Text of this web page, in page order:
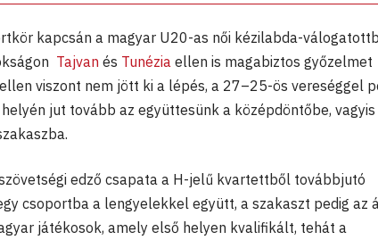
kapcsán a magyar U20-as női kézilabda-
Tajvan és Tunézia ellen is magabiztos győzelmet
viszont nem jött ki a lépés, a 27–25-ös vereséggel
jut tovább az együttesünk a középdöntőbe, vagyis
edző csapata a H-jelű kvartettből továbbjutó
csoportba a lengyelekkel együtt, a szakaszt pedig az
játékosok, amely első helyen kvalifikált, tehát a